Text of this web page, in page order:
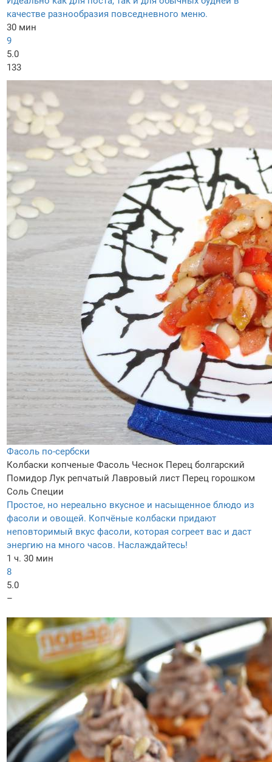
качестве разнообразия повседневного меню.
30 мин
9
5.0
133
Фасоль по-сербски
Колбаски копченые Фасоль Чеснок Перец болгарский
Помидор Лук репчатый Лавровый лист Перец горошком
Соль Специи
Простое, но нереально вкусное и насыщенное блюдо из
фасоли и овощей. Копчёные колбаски придают
неповторимый вкус фасоли, которая согреет вас и даст
энергию на много часов. Наслаждайтесь!
1 ч. 30 мин
8
5.0
–